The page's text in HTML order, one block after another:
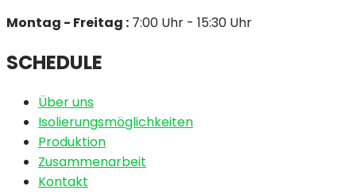
Montag - Freitag : 7:00 Uhr - 15:30 Uhr
SCHEDULE
Über uns
Isolierungsmöglichkeiten
Produktion
Zusammenarbeit
Kontakt